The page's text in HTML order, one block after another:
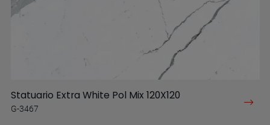
Statuario Extra White Pol Mix 120X120
G-3467